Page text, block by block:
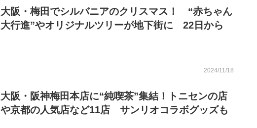
大阪・梅田でシルバニアのクリスマス！ “赤ちゃん
大行進”やオリジナルツリーが地下街に 22日から
2024/11/18
大阪・阪神梅田本店に“純喫茶”集結！トニセンの店
や京都の人気店など11店 サンリオコラボグッズも